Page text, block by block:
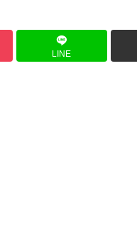
LINE